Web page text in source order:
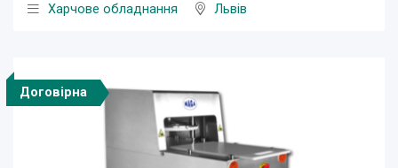
Харчове обладнання
Львів
Договірна